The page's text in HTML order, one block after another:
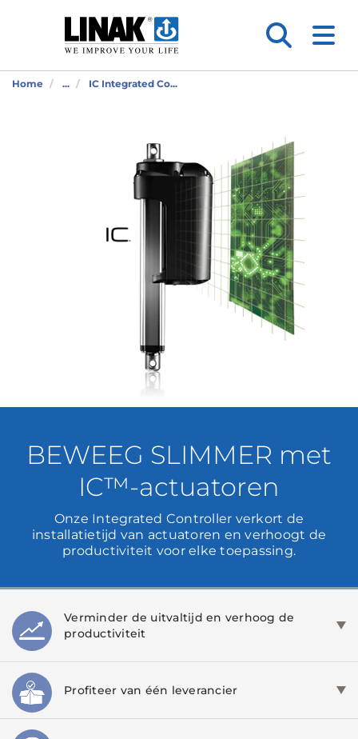
Home ... IC Integrated Co...
BEWEEG SLIMMER met
IC™-actuatoren
Onze Integrated Controller verkort de
installatietijd van actuatoren en verhoogt de
productiviteit voor elke toepassing.
Verminder de uitvaltijd en verhoog de
productiviteit
Profiteer van één leverancier